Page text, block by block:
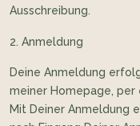
Ausschreibung.
Anmeldung
Deine Anmeldung
meiner Homepage,
Mit Deiner Anmeldung